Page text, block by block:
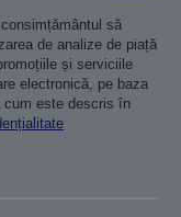
să
de analize de piață
și serviciile
electronică, pe baza
cum este descris în